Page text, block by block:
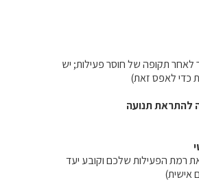
תקופה של חוסר פעילות; יש
כדי לאפס זאת)
להתראת תנועה
רמת הפעילות שלכם וקובע יעד
אישית)